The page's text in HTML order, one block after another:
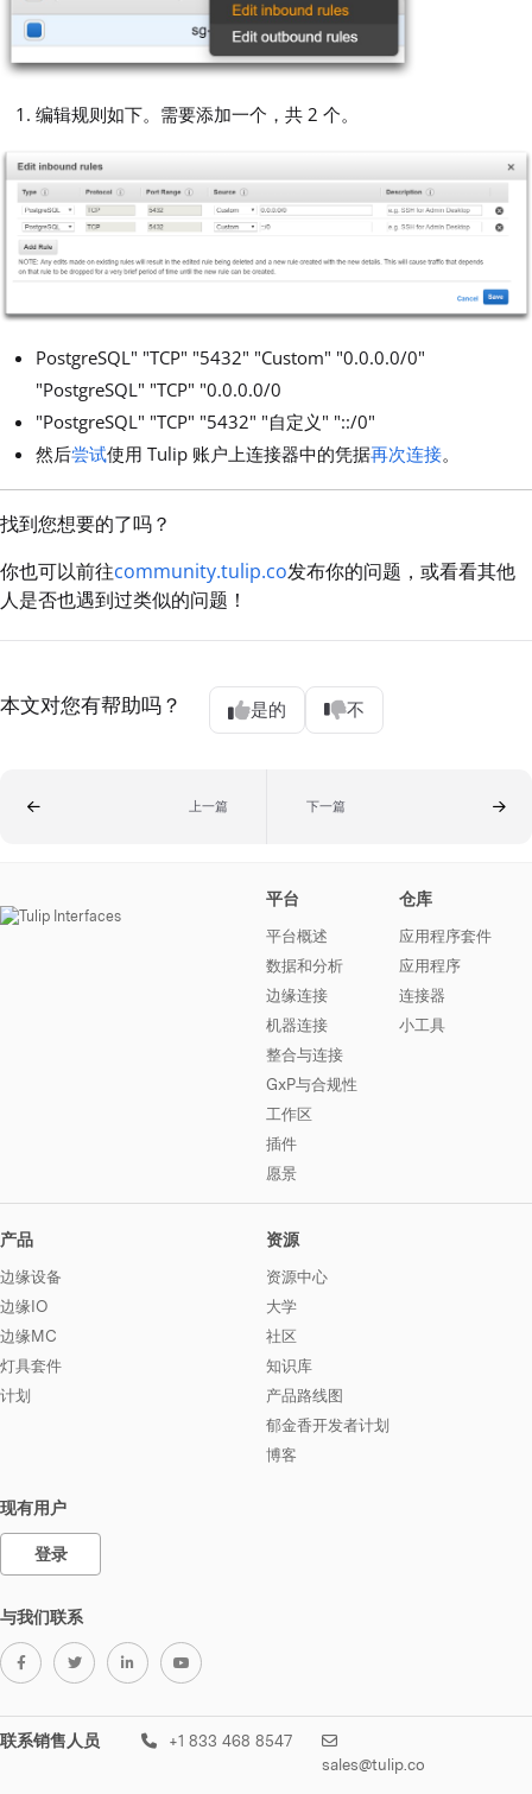
编辑规则如下。需要添加一个，共 2 个。
PostgreSQL" "TCP" "5432" "Custom" "0.0.0.0/0"
"PostgreSQL" "TCP" "0.0.0.0/0
"PostgreSQL" "TCP" "5432" "自定义" "::/0"
然后尝试使用 Tulip 账户上连接器中的凭据再次连接。
找到您想要的了吗？
你也可以前往community.tulip.co发布你的问题，或看看其他
人是否也遇到过类似的问题！
本文对您有帮助吗？ 是的 不
上一篇 下一篇
平台
平台概述
数据和分析
边缘连接
机器连接
整合与连接
GxP与合规性
工作区
插件
愿景
仓库
应用程序套件
应用程序
连接器
小工具
产品
边缘设备
边缘IO
边缘MC
灯具套件
计划
资源
资源中心
大学
社区
知识库
产品路线图
郁金香开发者计划
博客
现有用户
登录
与我们联系
联系销售人员
+1 833 468 8547
sales@tulip.co